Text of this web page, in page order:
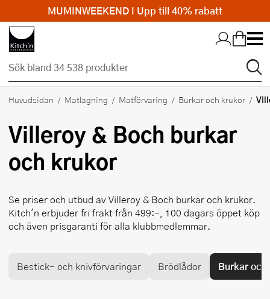
Hopp till huvudinnehållet
Huvudsidan Matlagning Matförvaring Burkar och krukor
Villeroy & Boch burkar
och krukor
Se priser och utbud avVilleroy & Boch burkar och krukor.
Kitch'n erbjuder fri frakt från 499:-, 100 dagars öppet köp
och även prisgaranti för alla klubbmedlemmar.
Bestick- och knivförvaringar Brödlådor Burkar
MUMINWEEKEND I Upp till 40% rabatt